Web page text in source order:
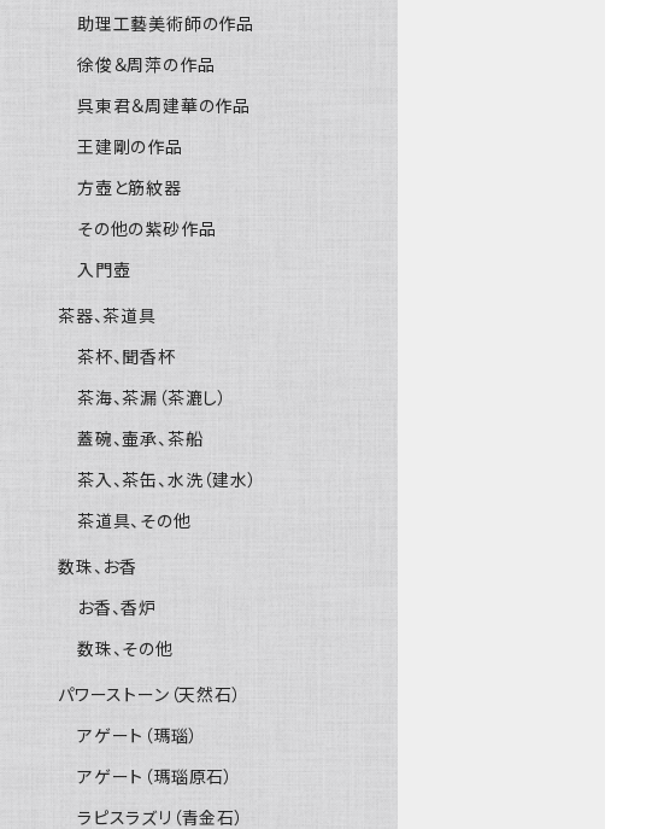
助理工藝美術師の作品
徐俊＆周萍の作品
呉東君＆周建華の作品
王建剛の作品
方壺と筋紋器
その他の紫砂作品
入門壺
茶器、茶道具
茶杯、聞香杯
茶海、茶漏（茶漉し）
蓋碗、壷承、茶船
茶入、茶缶、水洗（建水）
茶道具、その他
数珠、お香
お香、香炉
数珠、その他
パワーストーン（天然石）
アゲート（瑪瑙）
アゲート（瑪瑙原石）
ラピスラズリ（青金石）